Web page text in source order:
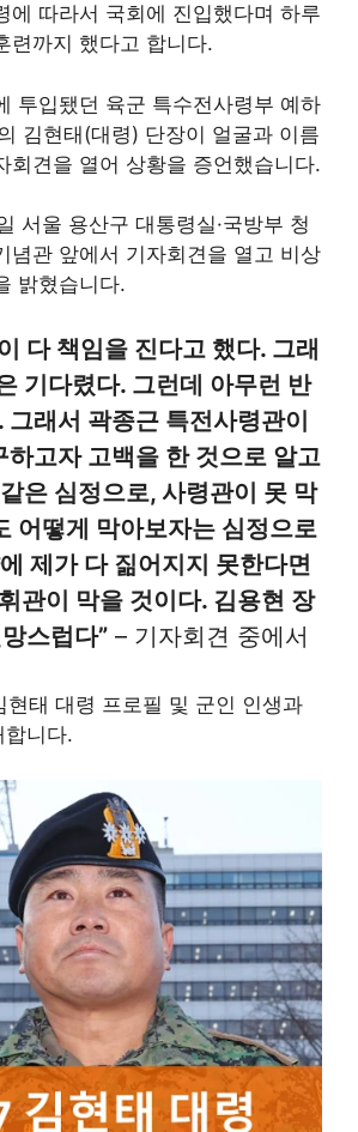
에 따라서 국회에 진입했다며 하루
련까지 했다고 합니다.
투입됐던 육군 특수전사령부 예하
김현태(대령) 단장이 얼굴과 이름
회견을 열어 상황을 증언했습니다.
서울 용산구 대통령실·국방부 청
념관 앞에서 기자회견을 열고 비상
밝혔습니다.
다 책임을 진다고 했다. 그래
기다렸다. 그런데 아무런 반
그래서 곽종근 특전사령관이
하고자 고백을 한 것으로 알고
은 심정으로, 사령관이 못 막
어떻게 막아보자는 심정으로
제가 다 짊어지지 못한다면
관이 막을 것이다. 김용현 장
스럽다” – 기자회견 중에서
태 대령 프로필 및 군인 인생과
합니다.